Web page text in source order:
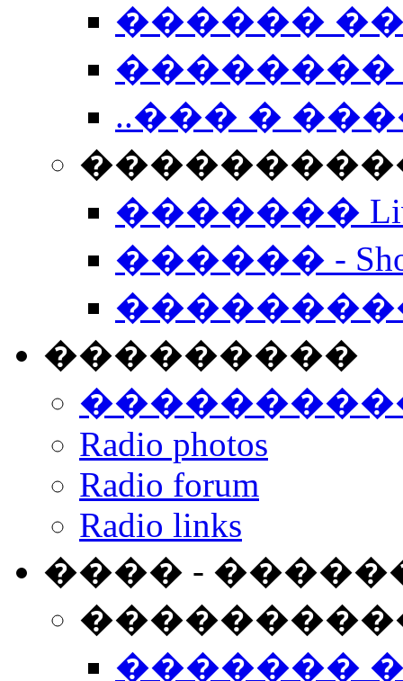
������
��������
..��� �
����������
�������
������ -
���������
Radio photos
Radio forum
Radio links
���� -
�������